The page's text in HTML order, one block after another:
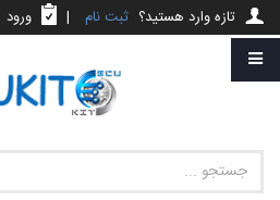
تازه وارد هستید؟ ثبت نام | ورود